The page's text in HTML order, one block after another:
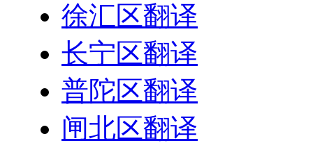
徐汇区翻译
长宁区翻译
普陀区翻译
闸北区翻译